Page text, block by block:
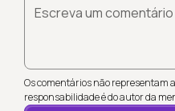
Escreva um comentário
Os comentários não representam
responsabilidade é do autor da